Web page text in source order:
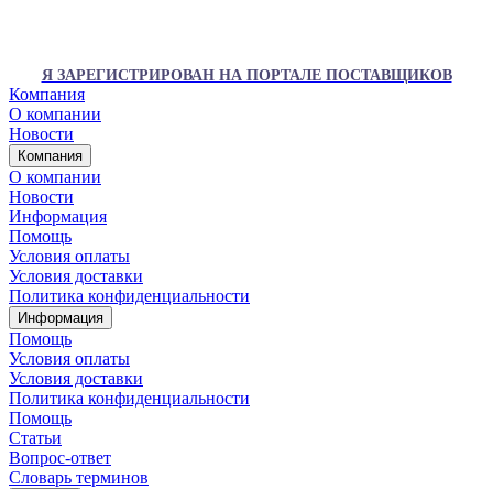
Я ЗАРЕГИСТРИРОВАН НА ПОРТАЛЕ ПОСТАВЩИКОВ
Компания
О компании
Новости
Компания
О компании
Новости
Информация
Помощь
Условия оплаты
Условия доставки
Политика конфиденциальности
Информация
Помощь
Условия оплаты
Условия доставки
Политика конфиденциальности
Помощь
Статьи
Вопрос-ответ
Словарь терминов